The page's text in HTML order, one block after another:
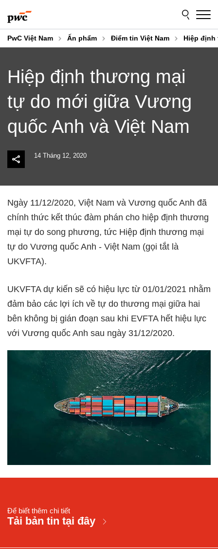
PwC Việt Nam Ấn phẩm Điểm tin Việt Nam Hiệp định
Hiệp định thương mại
tự do mới giữa Vương
quốc Anh và Việt Nam
14 Tháng 12, 2020
Ngày 11/12/2020, Việt Nam và Vương quốc Anh đã
chính thức kết thúc đàm phán cho hiệp định thương
mại tự do song phương, tức Hiệp định thương mại
tự do Vương quốc Anh - Việt Nam (gọi tắt là
UKVFTA).
UKVFTA dự kiến sẽ có hiệu lực từ 01/01/2021 nhằm
đảm bảo các lợi ích về tự do thương mại giữa hai
bên không bị gián đoạn sau khi EVFTA hết hiệu lực
với Vương quốc Anh sau ngày 31/12/2020.
Để biết thêm chi tiết
Tải bản tin tại đây